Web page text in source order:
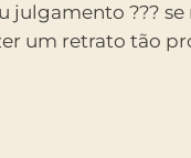
julgamento ??? se
um retrato tão